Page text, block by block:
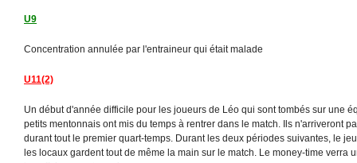
U9
Concentration annulée par l'entraineur qui était malade
U11(2)
Un début d'année difficile pour les joueurs de Léo qui sont tombés sur une
petits mentonnais ont mis du temps à rentrer dans le match. Ils n'arriveront
durant tout le premier quart-temps. Durant les deux périodes suivantes, le
les locaux gardent tout de même la main sur le match. Le money-time verra